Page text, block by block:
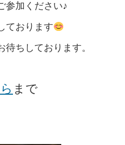
参加ください♪
ております
ちしております。
まで